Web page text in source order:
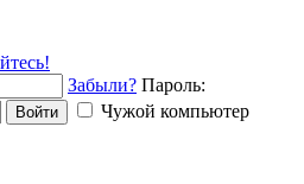
Забыли? Пароль:
Войти
Чужой компьютер